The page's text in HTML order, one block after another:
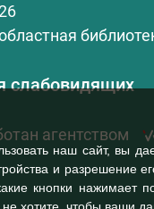
слабовидящих
агентством
наш сайт, вы
и разрешение
кнопки нажимает
хотите, чтобы ваши